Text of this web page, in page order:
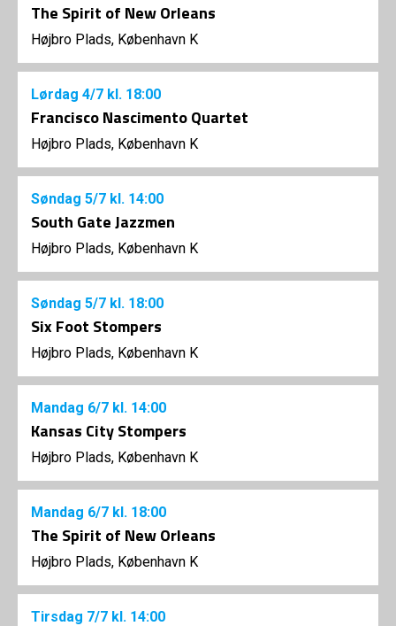
The Spirit of New Orleans
Højbro Plads, København K
Lørdag 4/7 kl. 18:00
Francisco Nascimento Quartet
Højbro Plads, København K
Søndag 5/7 kl. 14:00
South Gate Jazzmen
Højbro Plads, København K
Søndag 5/7 kl. 18:00
Six Foot Stompers
Højbro Plads, København K
Mandag 6/7 kl. 14:00
Kansas City Stompers
Højbro Plads, København K
Mandag 6/7 kl. 18:00
The Spirit of New Orleans
Højbro Plads, København K
Tirsdag 7/7 kl. 14:00